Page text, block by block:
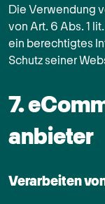
Die Verwendung
von Art. 6 Abs. 1
ein berechtigtes
Schutz seiner
7.
anbieter
Verarbeiten